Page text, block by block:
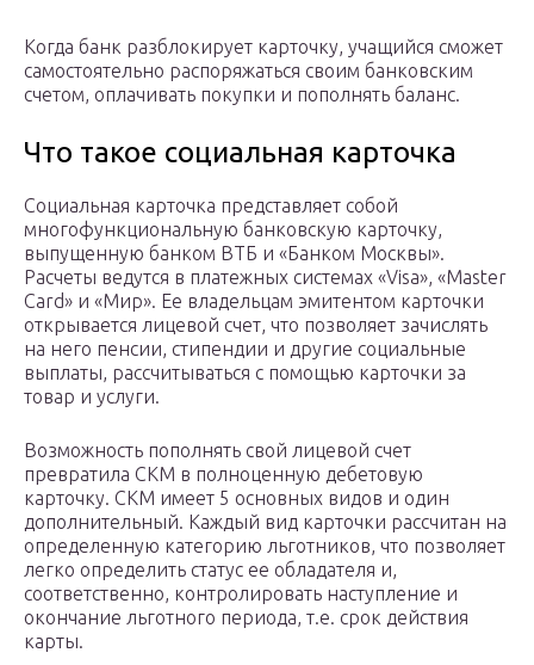
Когда банк разблокирует карточку, учащийся сможет
самостоятельно распоряжаться своим банковским
счетом, оплачивать покупки и пополнять баланс.
Что такое социальная карточка
Социальная карточка представляет собой
многофункциональную банковскую карточку,
выпущенную банком ВТБ и «Банком Москвы».
Расчеты ведутся в платежных системах «Visa», «Master
Card» и «Мир». Ее владельцам эмитентом карточки
открывается лицевой счет, что позволяет зачислять
на него пенсии, стипендии и другие социальные
выплаты, рассчитываться с помощью карточки за
товар и услуги.
Возможность пополнять свой лицевой счет
превратила СКМ в полноценную дебетовую
карточку. СКМ имеет 5 основных видов и один
дополнительный. Каждый вид карточки рассчитан на
определенную категорию льготников, что позволяет
легко определить статус ее обладателя и,
соответственно, контролировать наступление и
окончание льготного периода, т.е. срок действия
карты.